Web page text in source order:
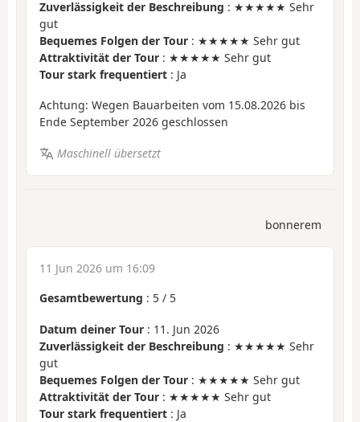
Zuverlässigkeit der Beschreibung : ★★★★★ Sehr
gut
Bequemes Folgen der Tour : ★★★★★ Sehr gut
Attraktivität der Tour : ★★★★★ Sehr gut
Tour stark frequentiert : Ja
Achtung: Wegen Bauarbeiten vom 15.08.2026 bis
Ende September 2026 geschlossen
Maschinell übersetzt
bonnerem
11 Jun 2026 um 16:09
Gesamtbewertung : 5 / 5
Datum deiner Tour : 11. Jun 2026
Zuverlässigkeit der Beschreibung : ★★★★★ Sehr
gut
Bequemes Folgen der Tour : ★★★★★ Sehr gut
Attraktivität der Tour : ★★★★★ Sehr gut
Tour stark frequentiert : Ja